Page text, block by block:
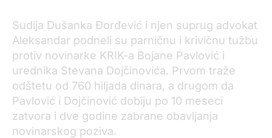
Sudija Dušanka Đorđević i njen suprug advokat
Aleksandar podneli su parničnu i krivičnu tužbu
protiv novinarke KRIK-a Bojane Pavlović i
urednika Stevana Dojčinovića. Prvom traže
odštetu od 760 hiljada dinara, a drugom da
Pavlović i Dojčinović dobiju po 10 meseci
zatvora i dve godine zabrane obavljanja
novinarskog poziva.